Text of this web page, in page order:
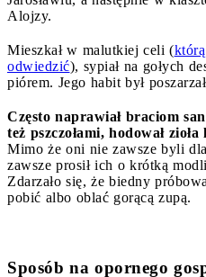
Alojzy.
Mieszkał w malutkiej celi (
odwiedzić), sypiał na gołych
piórem. Jego habit był
Często naprawiał braciom
też pszczołami, hodował
Mimo że oni nie zawsze byli
zawsze prosił ich o krótką
Zdarzało się, że biedny
pobić albo oblać gorącą zupą.
Sposób na opornego